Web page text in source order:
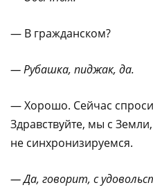
— В гражданском?
— Рубашка, пиджак, да.
— Хорошо. Сейчас
Здравствуйте, мы с
не синхронизируемся.
— Да, говорит, с